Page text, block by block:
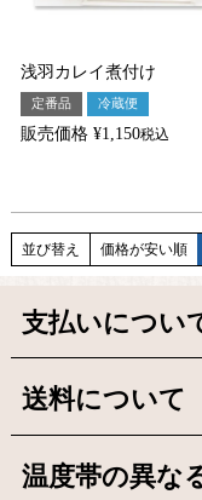
浅羽カレイ煮付け
定番品 冷蔵便
販売価格 ¥1,150税込
並び替え 価格が安い順
支払いについ
送料について
温度帯の異な